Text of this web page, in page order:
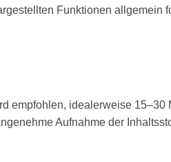
Funktionen allgemein
empfohlen, idealerweise 15–30
Aufnahme der